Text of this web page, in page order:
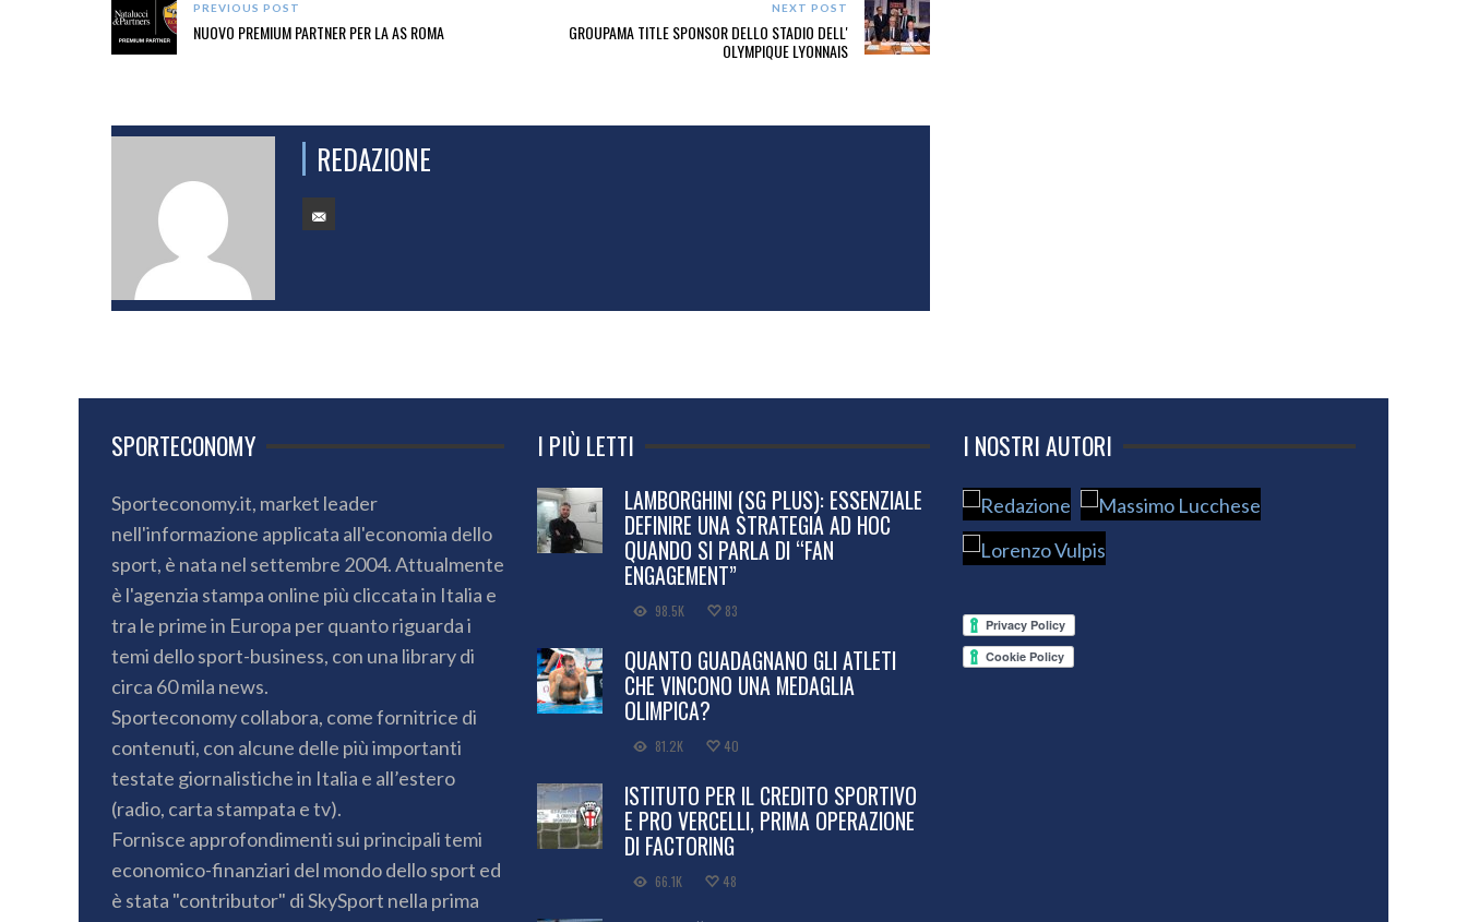
PREVIOUS POST
NUOVO PREMIUM PARTNER PER LA AS ROMA
NEXT POST
GROUPAMA TITLE SPONSOR DELLO STADIO DELL'
OLYMPIQUE LYONNAIS
REDAZIONE
SPORTECONOMY
Sporteconomy.it, market leader
nell'informazione applicata all'economia dello
sport, è nata nel settembre 2004. Attualmente
è l'agenzia stampa online più cliccata in Italia e
tra le prime in Europa per quanto riguarda i
temi dello sport-business, con una library di
circa 60 mila news.
Sporteconomy collabora, come fornitrice di
contenuti, con alcune delle più importanti
testate giornalistiche in Italia e all’estero
(radio, carta stampata e tv).
Fornisce approfondimenti sui principali temi
economico-finanziari del mondo dello sport ed
è stata "contributor" di SkySport nella prima
I PIÙ LETTI
LAMBORGHINI (SG PLUS): ESSENZIALE
DEFINIRE UNA STRATEGIA AD HOC
QUANDO SI PARLA DI “FAN
ENGAGEMENT”
98.5K 83
QUANTO GUADAGNANO GLI ATLETI
CHE VINCONO UNA MEDAGLIA
OLIMPICA?
81.2K 40
ISTITUTO PER IL CREDITO SPORTIVO
E PRO VERCELLI, PRIMA OPERAZIONE
DI FACTORING
66.1K 48
I NOSTRI AUTORI